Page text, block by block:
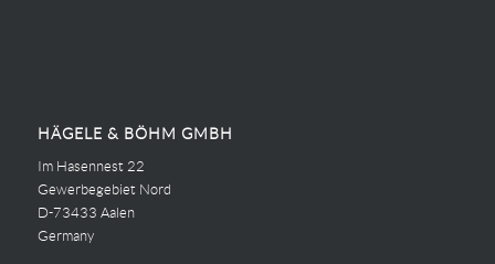
HÄGELE & BÖHM GMBH
Im Hasennest 22
Gewerbegebiet Nord
D-73433 Aalen
Germany